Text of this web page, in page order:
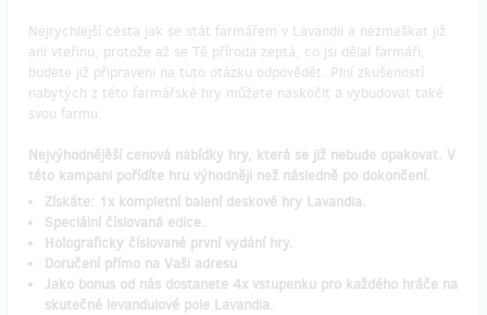
Nejrychlejší cesta jak se stát farmářem v Lavandii a nezmeškat již
ani vteřinu, protože až se Tě příroda zeptá, co jsi dělal farmáři,
budete již připraveni na tuto otázku odpovědět. Plní zkušeností
nabytých z této farmářské hry můžete naskočit a vybudovat také
svou farmu.
Nejvýhodnějěší cenová nabídky hry, která se již nebude opakovat. V
této kampani pořídíte hru výhodněji než následně po dokončení.
Získáte: 1x kompletní balení deskové hry Lavandia.
Speciální číslovaná edice.
Holograficky číslované první vydání hry.
Doručení přímo na Vaši adresu
Jako bonus od nás dostanete 4x vstupenku pro každého hráče na
skutečné levandulové pole Lavandia.